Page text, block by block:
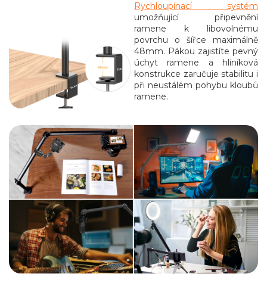
Rychloupínací systém
umožňující připevnění
ramene k libovolnému
povrchu o šířce maximálně
48mm. Pákou zajistíte pevný
úchyt ramene a hliníková
konstrukce zaručuje stabilitu i
při neustálém pohybu kloubů
ramene.